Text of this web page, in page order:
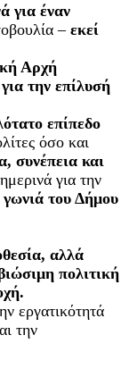
για έναν
–εκεί
Αρχή
την επίλυσή
επίπεδο
όσο και
συνέπεια και
για την
του Δήμου
αλλά
πολιτική
εργατικότητά
την